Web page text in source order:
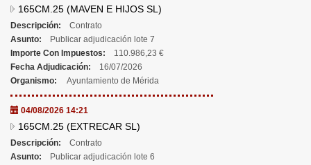
165CM.25 (MAVEN E HIJOS SL)
Descripción:
Contrato
Asunto:
Publicar adjudicación lote 7
Importe Con Impuestos:
110.986,23 €
Fecha Adjudicación:
16/07/2026
Organismo:
Ayuntamiento de Mérida
04/08/2026 14:21
165CM.25 (EXTRECAR SL)
Descripción:
Contrato
Asunto:
Publicar adjudicación lote 6